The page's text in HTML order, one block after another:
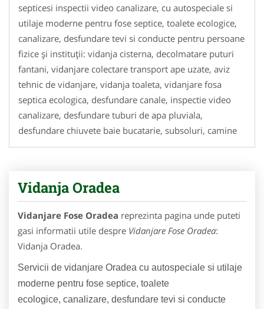
septicesi inspectii video canalizare, cu autospeciale si
utilaje moderne pentru fose septice, toalete ecologice,
canalizare, desfundare tevi si conducte pentru persoane
fizice și instituții: vidanja cisterna, decolmatare puturi
fantani, vidanjare colectare transport ape uzate, aviz
tehnic de vidanjare, vidanja toaleta, vidanjare fosa
septica ecologica, desfundare canale, inspectie video
canalizare, desfundare tuburi de apa pluviala,
desfundare chiuvete baie bucatarie, subsoluri, camine
Vidanja Oradea
Vidanjare Fose Oradea reprezinta pagina unde puteti
gasi informatii utile despre Vidanjare Fose Oradea:
Vidanja Oradea.
Servicii de vidanjare Oradea cu autospeciale si utilaje
moderne pentru fose septice, toalete
ecologice, canalizare, desfundare tevi si conducte